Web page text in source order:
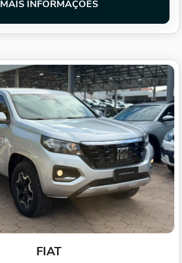
MAIS INFORMAÇÕES
FIAT